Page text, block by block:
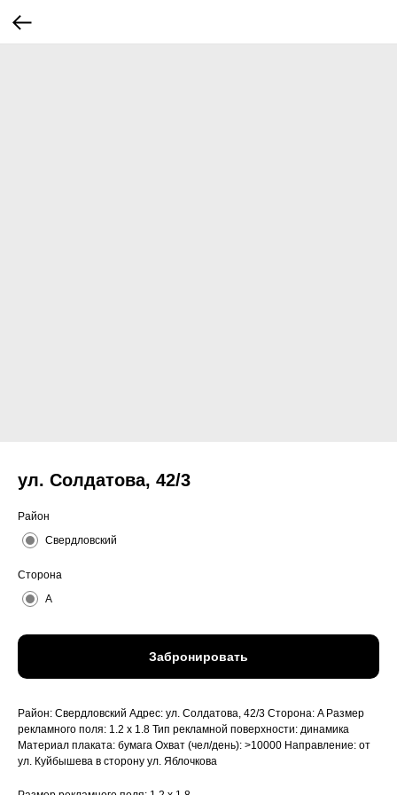
ул. Солдатова, 42/3
Район
Свердловский
Сторона
A
Забронировать
Район: Свердловский Адрес: ул. Солдатова, 42/3 Сторона: A Размер
рекламного поля: 1.2 x 1.8 Тип рекламной поверхности: динамика
Материал плаката: бумага Охват (чел/день): >10000 Направление: от
ул. Куйбышева в сторону ул. Яблочкова